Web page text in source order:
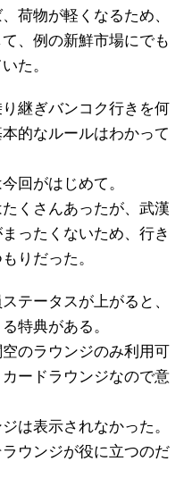
荷物が軽くなるため、
、例の新鮮市場にでも
た。
継ぎバンコク行きを何
的なルールはわかって
回がはじめて。
くさんあったが、武漢
ったくないため、行き
りだった。
テータスが上がると、
特典がある。
のラウンジのみ利用可
ードラウンジなので意
は表示されなかった。
ウンジが役に立つのだ